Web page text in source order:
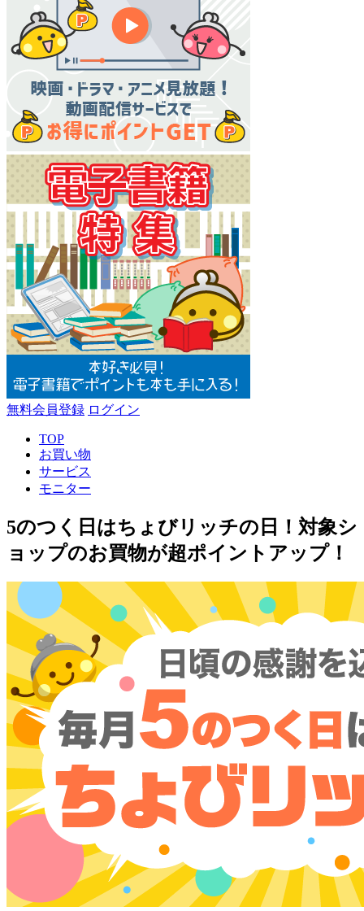
無料会員登録 ログイン
TOP
お買い物
サービス
モニター
5のつく日はちょびリッチの日！対象シ
ョップのお買物が超ポイントアップ！